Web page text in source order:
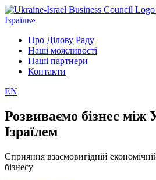
Ізраїль»
Про Ділову Раду
Наші можливості
Наші партнери
Контакти
EN
Розвиваємо бізнес між
Ізраїлем
Сприяння взаємовигідній
бізнесу